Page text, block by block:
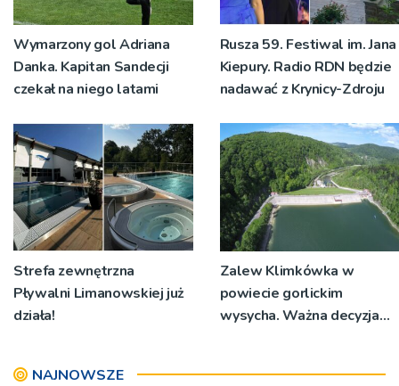
Wymarzony gol Adriana
Danka. Kapitan Sandecji
czekał na niego latami
Rusza 59. Festiwal im. Jana
Kiepury. Radio RDN będzie
nadawać z Krynicy-Zdroju
Strefa zewnętrzna
Pływalni Limanowskiej już
działa!
Zalew Klimkówka w
powiecie gorlickim
wysycha. Ważna decyzja
NAJNOWSZE